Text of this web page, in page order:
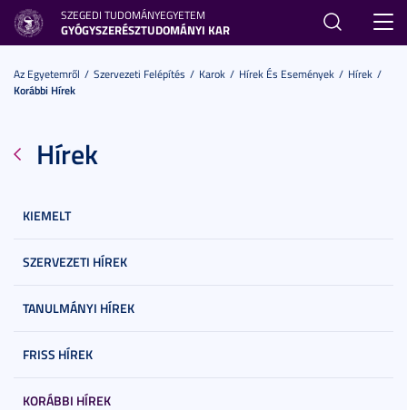
SZEGEDI TUDOMÁNYEGYETEM
GYÓGYSZERÉSZTUDOMÁNYI KAR
Az Egyetemről Szervezeti Felépítés Karok Hírek És Események
Hírek
Korábbi Hírek
Hírek
KIEMELT
SZERVEZETI HÍREK
TANULMÁNYI HÍREK
FRISS HÍREK
KORÁBBI HÍREK